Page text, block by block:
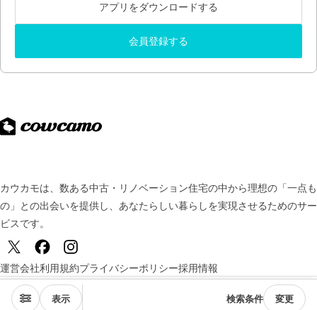
表示 検索条件 変更
アプリをダウンロードする
会員登録する
カウカモは、数ある中古・リノベーション住宅の中から理想の「一点も
の」との出会いを提供し、 あなたらしい暮らしを実現させるためのサー
ビスです。
運営会社利用規約プライバシーポリシー採用情報
© TSUKURUBA Inc. All rights reserved.